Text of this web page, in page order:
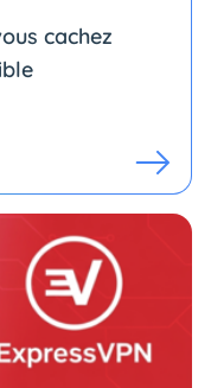
cachez